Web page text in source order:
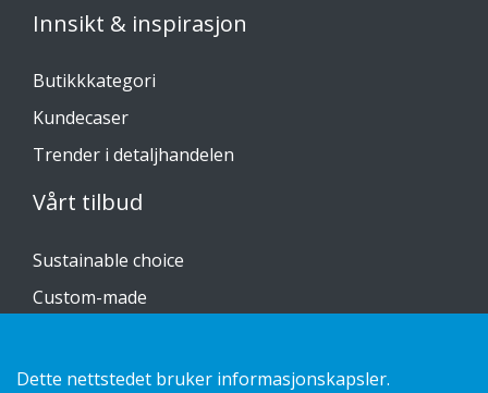
Innsikt & inspirasjon
Butikkkategori
Kundecaser
Trender i detaljhandelen
Vårt tilbud
Sustainable choice
Custom-made
Katalog
Dette nettstedet bruker informasjonskapsler.